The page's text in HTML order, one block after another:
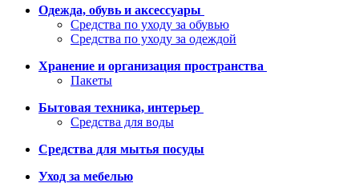
Одежда, обувь и аксессуары
Средства по уходу за обувью
Средства по уходу за одеждой
Хранение и организация пространства
Пакеты
Бытовая техника, интерьер
Средства для воды
Средства для мытья посуды
Уход за мебелью